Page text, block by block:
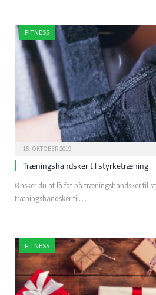
FITNESS
15. OKTOBER 2019
Træningshandsker til styrketræning
Ønsker du at få fat på træningshandsker til
træningshandsker til…
FITNESS